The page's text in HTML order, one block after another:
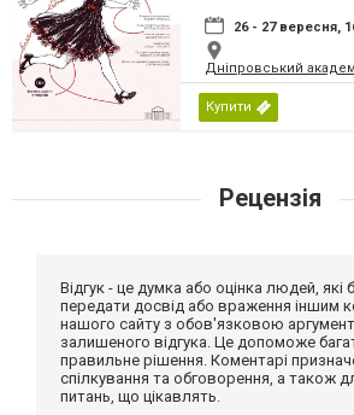
26 - 27 вересня,
Дніпровський
Купити
Рецензія
Відгук - це думка або оцінка людей,
передати досвід або враження іншим
нашого сайту з обов'язковою
залишеного відгука. Це допоможе
правильне рішення. Коментарі
спілкування та обговорення, а також
питань, що цікавлять.